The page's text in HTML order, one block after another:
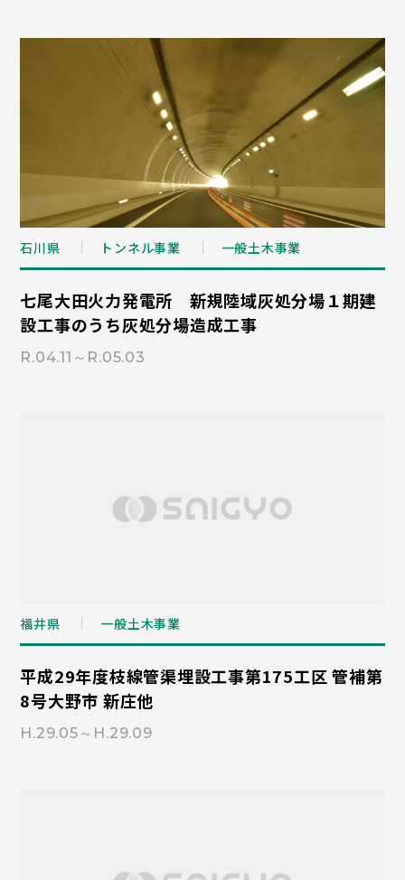
石川県 トンネル事業 一般土木事業
七尾大田火力発電所 新規陸域灰処分場１期建
設工事のうち灰処分場造成工事
R.04.11～R.05.03
福井県 一般土木事業
平成29年度枝線管渠埋設工事第175工区 管補第
8号大野市 新庄他
H.29.05～H.29.09